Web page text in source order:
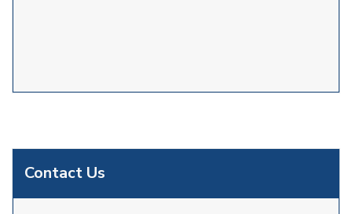
Contact Us